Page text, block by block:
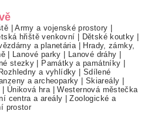
|Army a vojenské prostory
hřiště venkovní Dětské koutky
a planetária
Hrady, zámky,
| Lanové parky Lanové dráhy
stezky Památky a památníky
Rozhledny a vyhlídky
Sdílené
a archeoparky Skiareály
Úniková hra |Westernová městečka
centra a areály |Zoologické a
prostor